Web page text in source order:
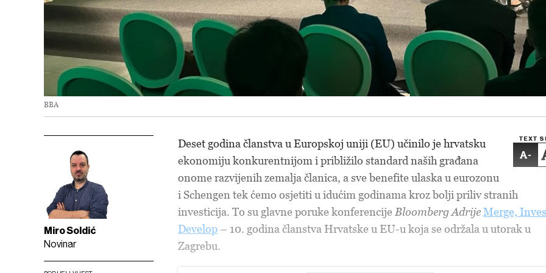
BBA
Miro Soldić
Novinar
TEXT
-
Deset godina članstva u Europskoj uniji (EU) učinilo je hrvatsku
ekonomiju konkurentnijom i približilo standard naših građana
onome razvijenih zemalja članica, a sve benefite ulaska u eurozonu
i Schengen tek ćemo osjetiti u idućim godinama kroz bolji priliv stranih
investicija. To su glavne poruke konferencije Bloomberg AdrijeMerge,
Develop – 10. godina članstva Hrvatske u EU-u koja se održala u utorak u
Zagrebu.